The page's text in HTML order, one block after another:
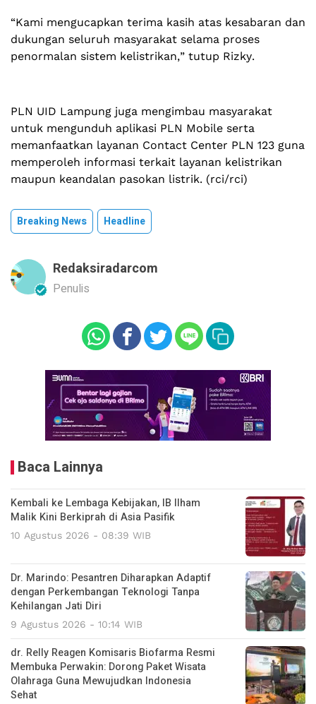
“Kami mengucapkan terima kasih atas kesabaran dan
dukungan seluruh masyarakat selama proses
penormalan sistem kelistrikan,” tutup Rizky.
PLN UID Lampung juga mengimbau masyarakat
untuk mengunduh aplikasi PLN Mobile serta
memanfaatkan layanan Contact Center PLN 123 guna
memperoleh informasi terkait layanan kelistrikan
maupun keandalan pasokan listrik. (rci/rci)
Breaking News Headline
Redaksiradarcom
Penulis
Baca Lainnya
Kembali ke Lembaga Kebijakan, IB Ilham
Malik Kini Berkiprah di Asia Pasifik
10 Agustus 2026 - 08:39 WIB
Dr. Marindo: Pesantren Diharapkan Adaptif
dengan Perkembangan Teknologi Tanpa
Kehilangan Jati Diri
9 Agustus 2026 - 10:14 WIB
dr. Relly Reagen Komisaris Biofarma Resmi
Membuka Perwakin: Dorong Paket Wisata
Olahraga Guna Mewujudkan Indonesia
Sehat